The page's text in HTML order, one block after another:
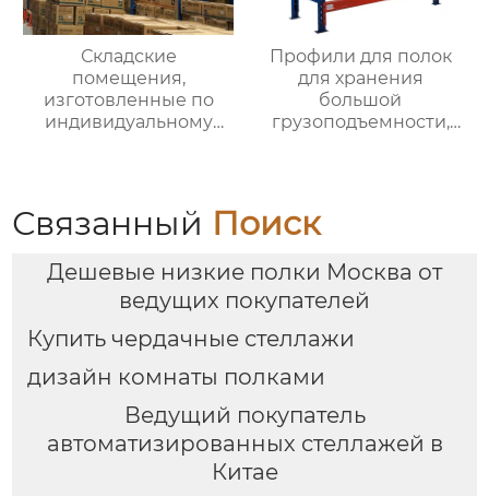
Складские
помещения,
изготовленные по
индивидуальному
помещения на
складах,
вспомогательные
челноки,
высокоуровневые
полки для поддонов,
Профили для полок
для хранения
большой
грузоподъемности,
полки для большой
через
Связанный Поиск
Дешевые низкие полки Москва от
ведущих покупателей
Купить чердачные стеллажи
дизайн комнаты полками
Ведущий покупатель
автоматизированных стеллажей в
Китае